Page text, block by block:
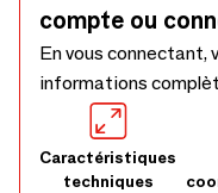
compte ou
En vous connectant,
informations
Caractéristiques
techniques